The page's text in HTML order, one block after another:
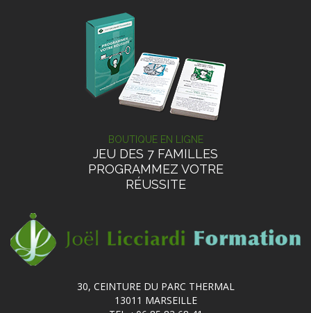
BOUTIQUE EN LIGNE
JEU DES 7 FAMILLES
PROGRAMMEZ VOTRE
RÉUSSITE
30, CEINTURE DU PARC THERMAL
13011 MARSEILLE